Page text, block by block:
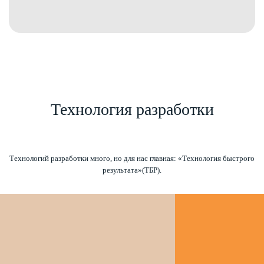
Технология разработки
Технологий разработки много, но для нас главная: «Технология быстрого
результата»(ТБР).